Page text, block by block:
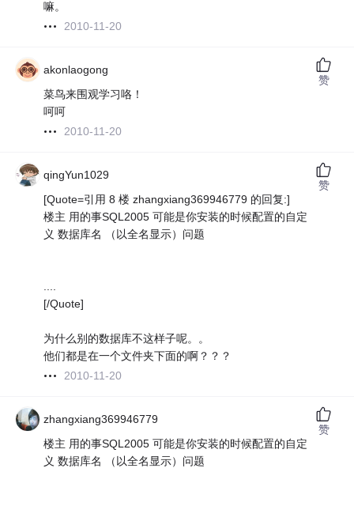
嘛。
2010-11-20
akonlaogong
菜鸟来围观学习咯！
呵呵
2010-11-20
赞
qingYun1029
[Quote=引用 8 楼 zhangxiang369946779 的回复:]
楼主 用的事SQL2005 可能是你安装的时候配置的自定
义 数据库名 （以全名显示）问题
....
[/Quote]
为什么别的数据库不这样子呢。。
他们都是在一个文件夹下面的啊？？？
2010-11-20
赞
zhangxiang369946779
楼主 用的事SQL2005 可能是你安装的时候配置的自定
义 数据库名 （以全名显示）问题
赞